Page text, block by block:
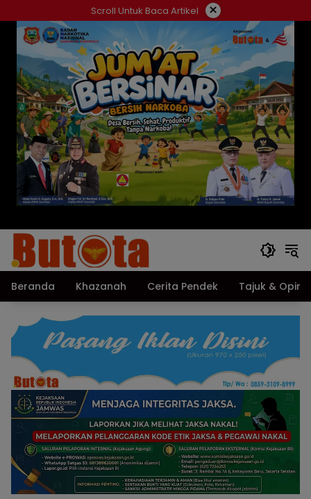
ke
konten
Scroll Untuk Baca Artikel ×
Beranda Khazanah Cerita Pendek Tajuk & Opini